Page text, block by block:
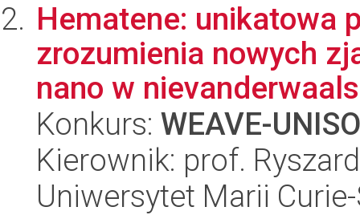
Hematene: unikatowa
zrozumienia nowych
nano w
Konkurs: WEAVE-
Kierownik: prof.
Uniwersytet Marii